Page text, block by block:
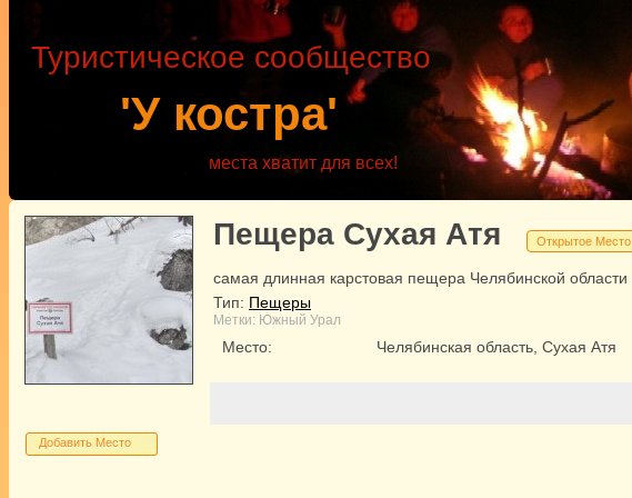
'У костра'
Туристическое сообщество
места хватит для всех!
Пещера Сухая Атя Открытое Место
самая длинная карстовая пещера Челябинской области
Тип: Пещеры
Метки: Южный Урал
Место: Челябинская область, Сухая Атя
Добавить Место